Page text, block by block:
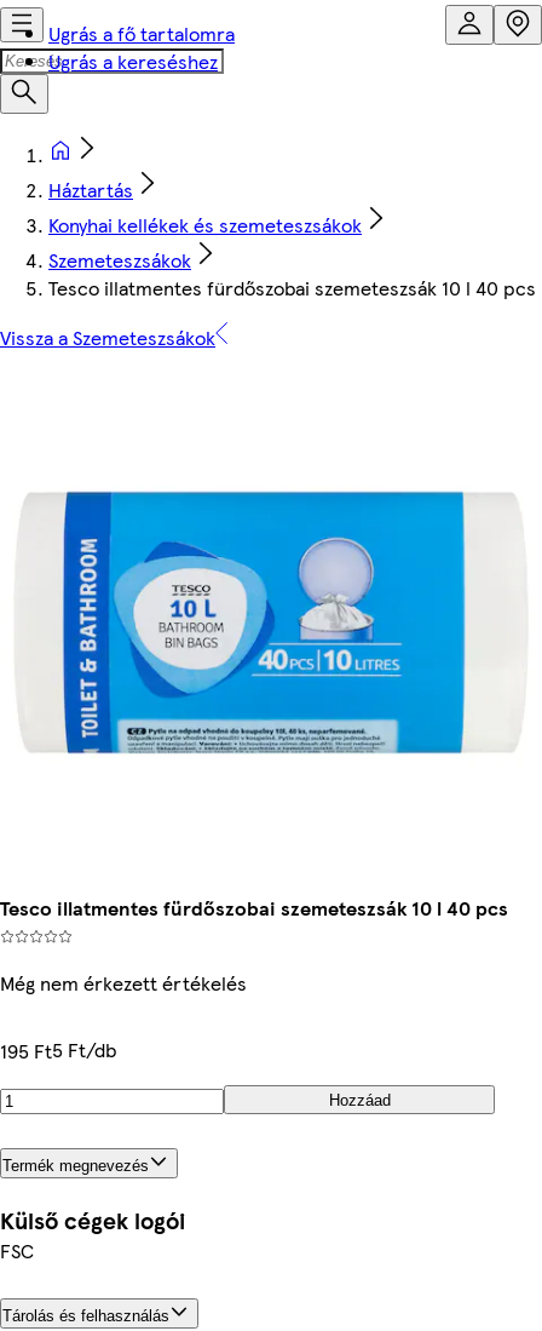
Ugrás a fő tartalomra
Ugrás a kereséshez
Háztartás
Konyhai kellékek és szemeteszsákok
Szemeteszsákok
Tesco illatmentes fürdőszobai szemeteszsák 10 l 40 pcs
Vissza a Szemeteszsákok
Tesco illatmentes fürdőszobai szemeteszsák 10 l 40 pcs
Még nem érkezett értékelés
195 Ft5 Ft/db
Hozzáad
Termék megnevezés
Külső cégek logói
FSC
Tárolás és felhasználás